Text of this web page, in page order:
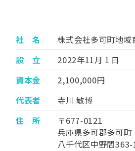
社 名
株式会社多可町地域
設 立
2022年11月１日
資本金
2,100,000円
代表者
寺川 敏博
住 所
〒677-0121
兵庫県多可郡多可町
八千代区中野間